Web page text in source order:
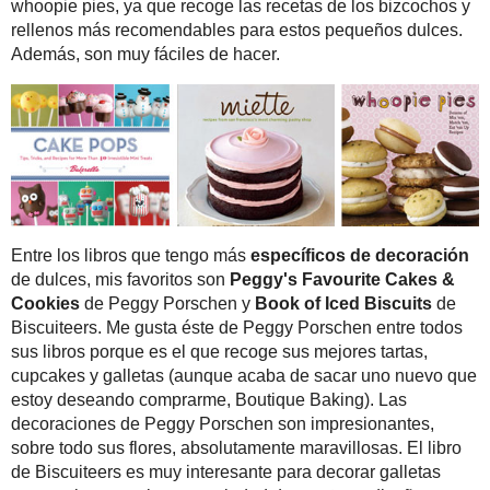
Para dulces
de la famosa
decoraciones tan
muy apetecibles, me
rellenos más
Hay que cuidarse (10)
La canción de la semana (14)
Loca por las series (11)
Mis manualidades (36)
Pequeños placeres
(61)
Ratón de biblioteca
(11)
Sueños de celuloide (13)
Tal como soy
(28)
Archivo del blog
(1)
►
2018
►
2017 (4)
►2016(13)
► 2015(37)
►2014 (31)
►2013(49)
▼2012(42)
diciembre(4)